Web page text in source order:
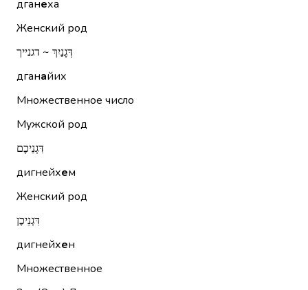
дганеха
Женский род
דְּגָנַיִךְ ~ דגנייך
дганайих
Множественное число
Мужской род
דִּגְנֵיכֶם
дигнейхем
Женский род
דִּגְנֵיכֶן
дигнейхен
Множественное